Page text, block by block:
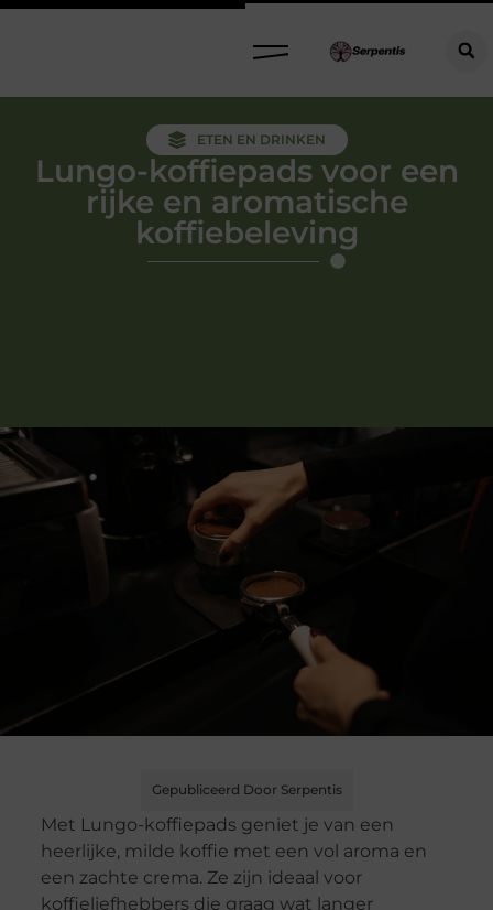
ETEN EN DRINKEN
Lungo-koffiepads voor een
rijke en aromatische
koffiebeleving
Gepubliceerd Door Serpentis
Met Lungo-koffiepads geniet je van een
heerlijke, milde koffie met een vol aroma en
een zachte crema. Ze zijn ideaal voor
koffieliefhebbers die graag wat langer